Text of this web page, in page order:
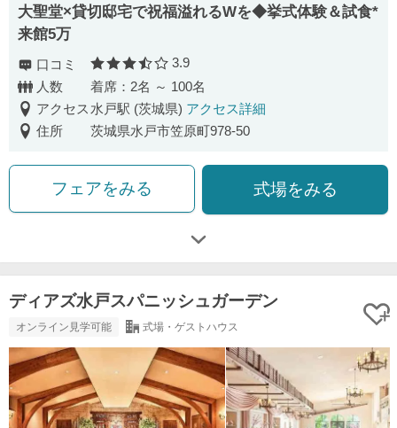
大聖堂×貸切邸宅で祝福溢れるWを◆挙式体験＆試食*
来館5万
口コミ 口コミ評価
3.9
人数
着席：2名 ～ 100名
アクセス 水戸駅 (茨城県) アクセス詳細
住所
茨城県水戸市笠原町978-50
フェアをみる 式場をみる
ディアズ水戸スパニッシュガーデン
オンライン見学可能 式場・ゲストハウス